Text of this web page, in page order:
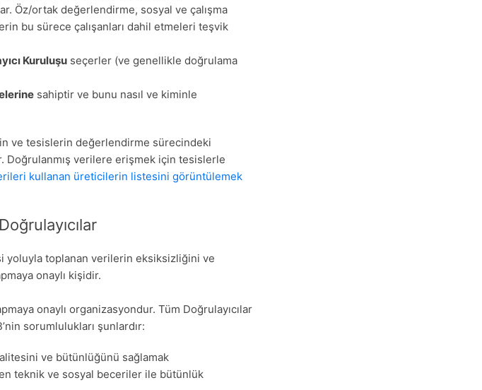
Öz/ortak değerlendirme, sosyal ve çalışma
bu sürece çalışanları dahil etmeleri teşvik
Kuruluşu seçerler (ve genellikle doğrulama
sahiptir ve bunu nasıl ve kiminle
ve tesislerin değerlendirme sürecindeki
Doğrulanmış verilere erişmek için tesislerle
kullanan üreticilerin listesini görüntülemek
toplanan verilerin eksiksizliğini ve
onaylı kişidir.
onaylı organizasyondur. Tüm Doğrulayıcılar
sorumlulukları şunlardır:
ve bütünlüğünü sağlamak
teknik ve sosyal beceriler ile bütünlük